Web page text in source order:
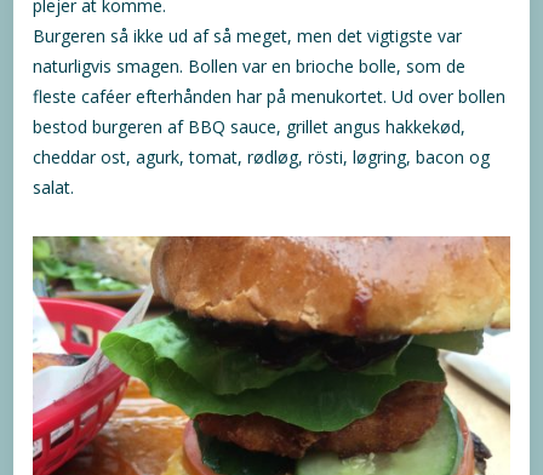
plejer at komme.
Burgeren så ikke ud af så meget, men det vigtigste var
naturligvis smagen. Bollen var en brioche bolle, som de
fleste caféer efterhånden har på menukortet. Ud over bollen
bestod burgeren af BBQ sauce, grillet angus hakkekød,
cheddar ost, agurk, tomat, rødløg, rösti, løgring, bacon og
salat.